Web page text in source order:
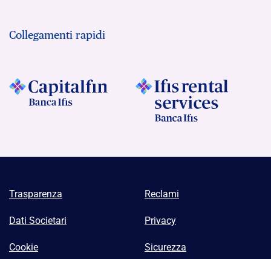
Collegamenti rapidi
Trasparenza Reclami
Dati Societari Privacy
Cookie Sicurezza